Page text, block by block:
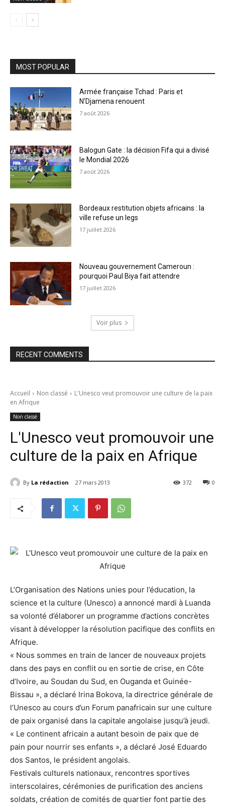
MOST POPULAR
Armée française Tchad : Paris et
N’Djamena renouent
7 août 2026
Balogun Gate : la décision Fifa qui a divisé
le Mondial 2026
7 août 2026
Bordeaux restitution objets africains : la
ville refuse un legs
17 juillet 2026
Nouveau gouvernement Cameroun :
pourquoi Paul Biya fait attendre
17 juillet 2026
Voir plus
RECENT COMMENTS